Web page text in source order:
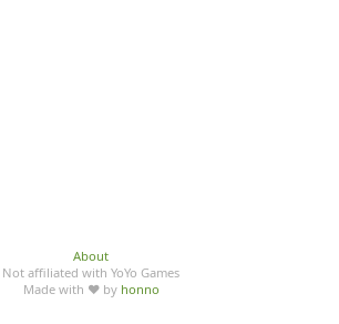
About
Not affiliated with YoYo Games
Made with ♥ by honno